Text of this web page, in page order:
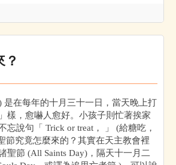
？
是在每年的十月三十一日，當天晚上打
樣，愈嚇人愈好。小孩子則忙著挨家
忘說句「 Trick or treat， 」 (給糖吃，
節究竟怎麼來的？其實在天主教會裡
聖節 (All Saints Day)，隔天十一月二